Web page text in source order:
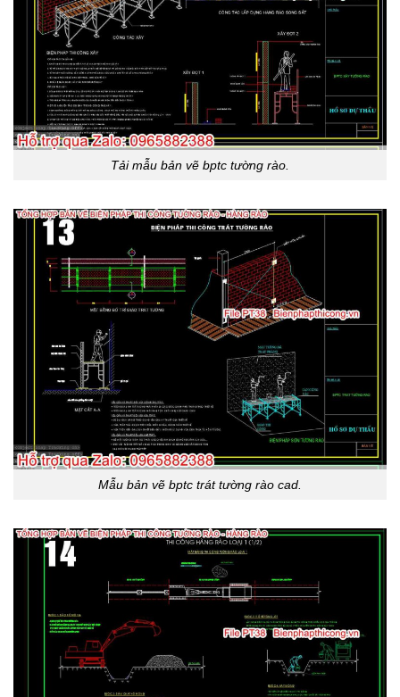
Tải mẫu bản vẽ bptc tường rào.
Mẫu bản vẽ bptc trát tường rào cad.